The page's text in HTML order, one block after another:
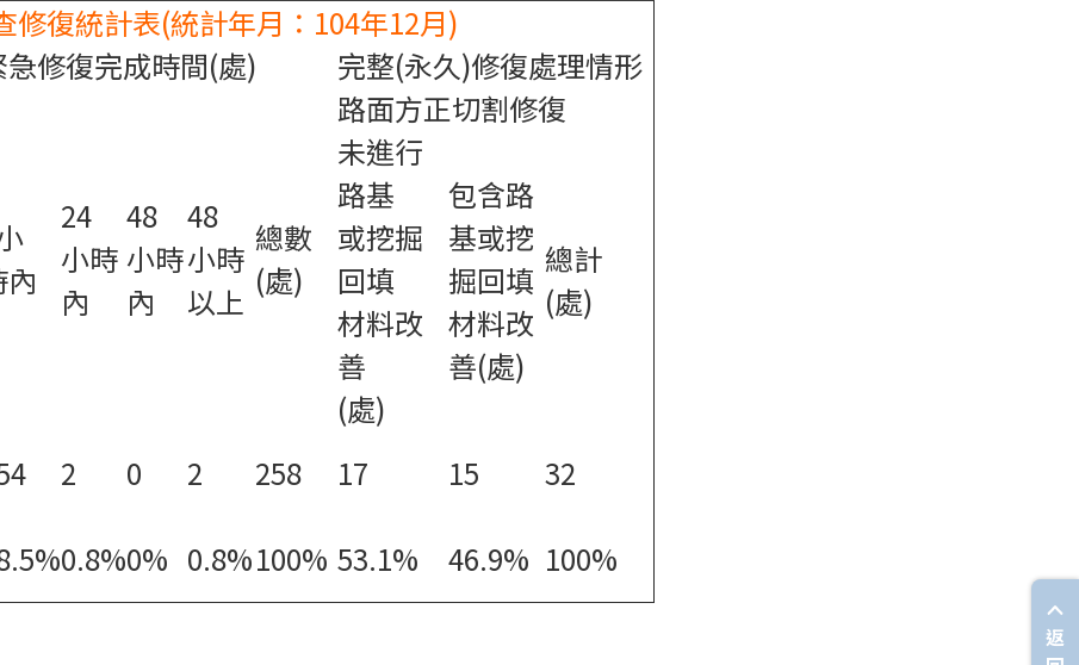
修復統計表(統計年月：104年12月)
急修復完成時間(處) 完整(永久)修復處理情形
內
24
小時
內
48
小時
內
48
小時
以上
總數
(處)
路面方正切割修復
未進行
路基
或挖掘
回填
材料改
善
(處)
包含路
基或挖
掘回填
材料改
善(處)
總計
(處)
2 0 2 258 17 15
32
0.8%0% 0.8%100% 53.1% 46.9% 100%
返